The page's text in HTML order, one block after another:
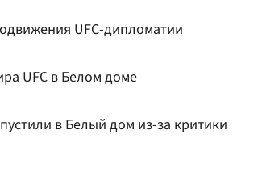
UFC-дипломатии
UFC в Белом доме
в Белый дом из-за критики